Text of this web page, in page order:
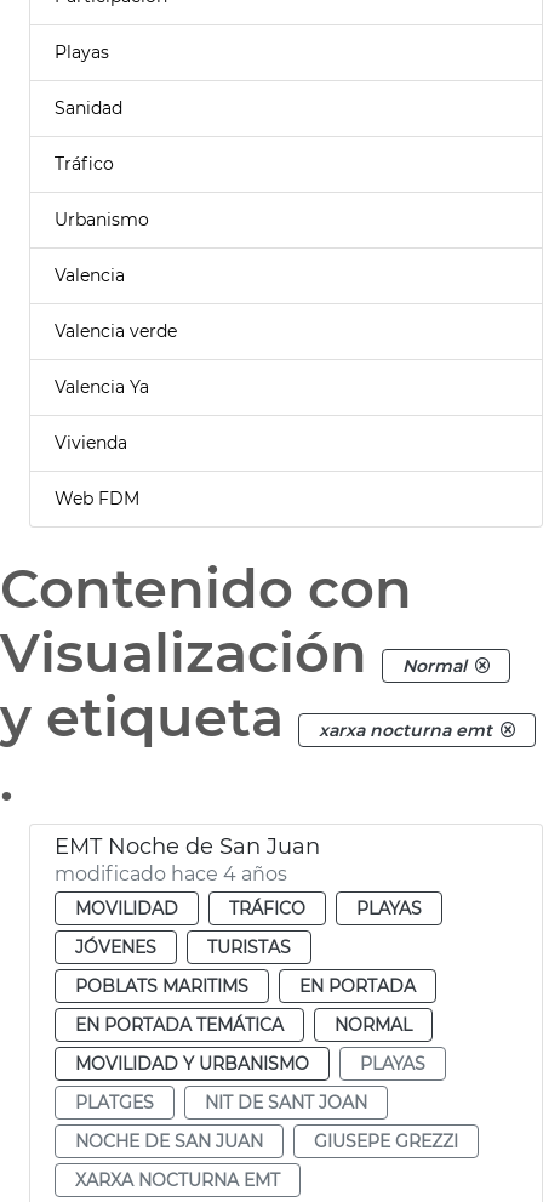
Playas
Sanidad
Tráfico
Urbanismo
Valencia
Valencia verde
Valencia Ya
Vivienda
Web FDM
Contenido con
Visualización
Normal
y etiqueta xarxa nocturna emt
.
EMT Noche de San Juan
modificado hace 4 años
MOVILIDAD TRÁFICO
PLAYAS
JÓVENES
TURISTAS
POBLATS MARITIMS
EN PORTADA
EN PORTADA TEMÁTICA
NORMAL
MOVILIDAD Y URBANISMO
PLAYAS
PLATGES
NIT DE SANT JOAN
NOCHE DE SAN JUAN
GIUSEPE GREZZI
XARXA NOCTURNA EMT